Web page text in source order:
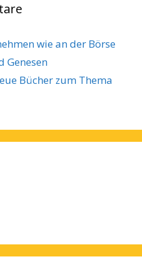
wie an der Börse
Genesen
Bücher zum Thema